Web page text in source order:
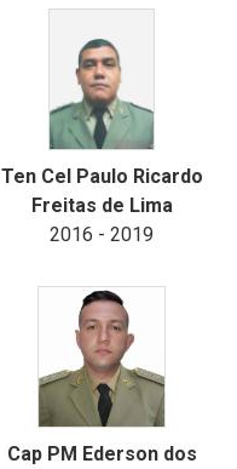
Ten Cel Paulo Ricardo
Freitas de Lima
2016 - 2019
Cap PM Ederson dos